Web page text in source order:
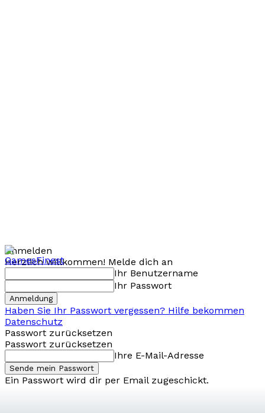
Anmelden
Herzlich willkommen! Melde dich an
Ihr Benutzername
Ihr Passwort
Haben Sie Ihr Passwort vergessen? Hilfe bekommen
Datenschutz
Passwort zurücksetzen
Passwort zurücksetzen
Ihre E-Mail-Adresse
Ein Passwort wird dir per Email zugeschickt.